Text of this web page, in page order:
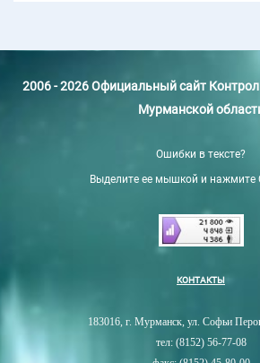
2006 - 2026 Официальный сайт
Мурманской
Ошибки в тексте?
Выделите ее мышкой и нажмите
КОНТАКТЫ
183016, г. Мурманск, ул. Софьи
тел: (8152) 56-77-08